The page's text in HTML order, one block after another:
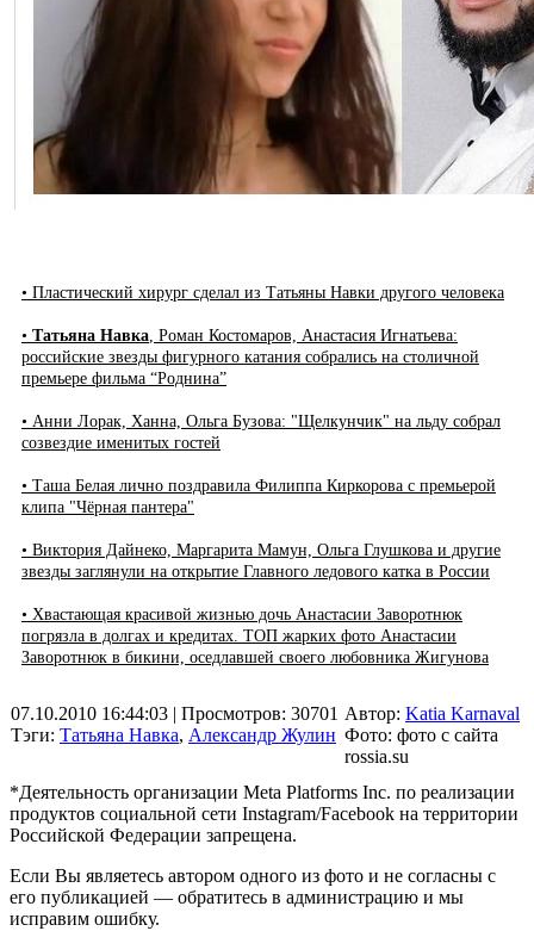
• Пластический хирург сделал из Татьяны Навки другого человека
• Татьяна Навка, Роман Костомаров, Анастасия Игнатьева:
российские звезды фигурного катания собрались на столичной
премьере фильма “Роднина”
• Анни Лорак, Ханна, Ольга Бузова: "Щелкунчик" на льду собрал
созвездие именитых гостей
• Таша Белая лично поздравила Филиппа Киркорова с премьерой
клипа "Чёрная пантера"
• Виктория Дайнеко, Маргарита Мамун, Ольга Глушкова и другие
звезды заглянули на открытие Главного ледового катка в России
• Хвастающая красивой жизнью дочь Анастасии Заворотнюк
погрязла в долгах и кредитах. ТОП жарких фото Анастасии
Заворотнюк в бикини, оседлавшей своего любовника Жигунова
07.10.2010 16:44:03 | Просмотров: 30701
Тэги: Татьяна Навка, Александр Жулин
Автор: Katia Karnaval
Фото: фото с сайта
rossia.su
*Деятельность организации Meta Platforms Inc. по реализации
продуктов социальной сети Instagram/Facebook на территории
Российской Федерации запрещена.
Если Вы являетесь автором одного из фото и не согласны с
его публикацией — обратитесь в администрацию и мы
исправим ошибку.